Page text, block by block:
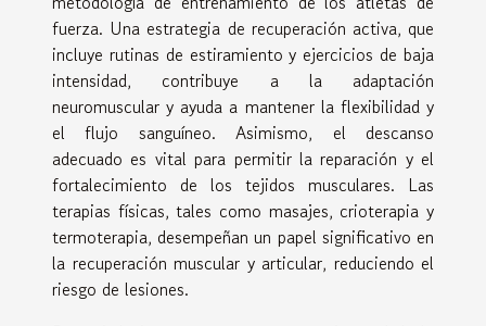
fuerza. Una estrategia de recuperación activa, que
incluye rutinas de estiramiento y ejercicios de baja
intensidad, contribuye a la adaptación
neuromuscular y ayuda a mantener la flexibilidad y
el flujo sanguíneo. Asimismo, el descanso
adecuado es vital para permitir la reparación y el
fortalecimiento de los tejidos musculares. Las
terapias físicas, tales como masajes, crioterapia y
termoterapia, desempeñan un papel significativo en
la recuperación muscular y articular, reduciendo el
riesgo de lesiones.